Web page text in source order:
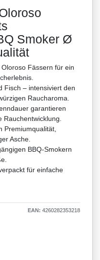
Smoker Ø
Fässern für ein
Fisch – intensiviert den
Raucharoma.
garantieren
Premiumqualität,
Asche.
BBQ-Smokern
für einfache
EAN: 4260282353218